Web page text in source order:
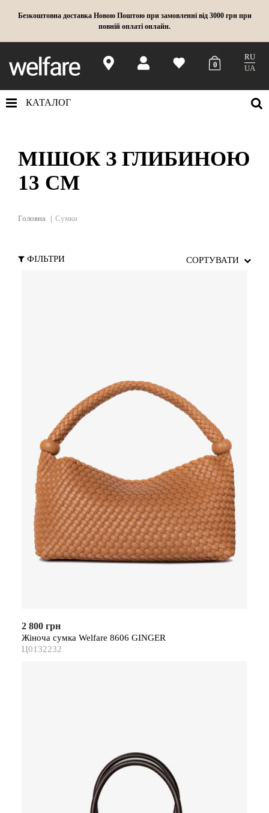
Безкоштовна доставка Новою Поштою при замовленні від 3000 грн при
повній оплаті онлайн.
0
RU
UA
КАТАЛОГ
МІШОК З ГЛИБИНОЮ
13 СМ
Головна Сумки
ФІЛЬТРИ СОРТУВАТИ
2 800 грн
Жіноча сумка Welfare 8606 GINGER
Ц0132232